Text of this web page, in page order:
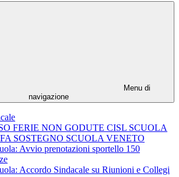
Menu di
navigazione
FERIE NON GODUTE CISL SCUOLA
SOSTEGNO SCUOLA VENETO
Avvio prenotazioni sportello 150
Accordo Sindacale su Riunioni e Collegi